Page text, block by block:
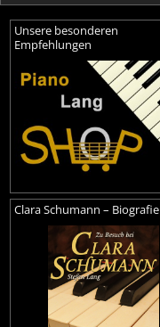
Unsere besonderen
Empfehlungen
Clara Schumann – Biografie